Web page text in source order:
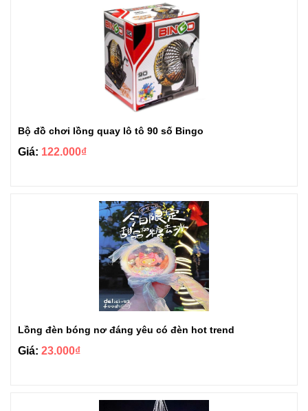
Bộ đồ chơi lồng quay lô tô 90 số Bingo
Giá: 122.000₫
Lồng đèn bóng nơ đáng yêu có đèn hot trend
Giá: 23.000₫